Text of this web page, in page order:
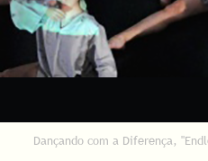
Dançando com a Diferença,